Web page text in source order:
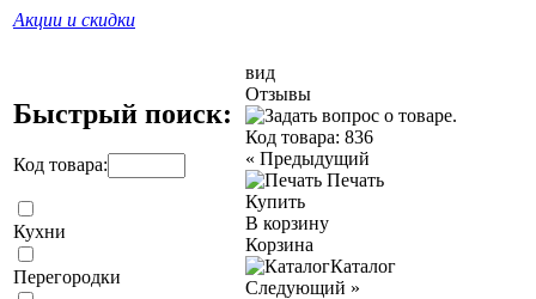
Акции и скидки
Быстрый поиск:
Код товара:
Кухни
Перегородки
вид
Отзывы
Код товара: 836
« Предыдущий
Печать
Купить
В корзину
Корзина
Каталог
Следующий »